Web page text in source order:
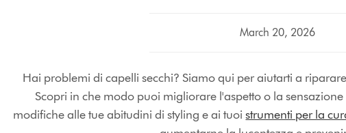
March 20, 2026
Hai problemi di capelli secchi? Siamo qui per aiutarti a
Scopri in che modo puoi migliorare l'aspetto o la
modifiche alle tue abitudini di styling e ai tuoistrumenti per la